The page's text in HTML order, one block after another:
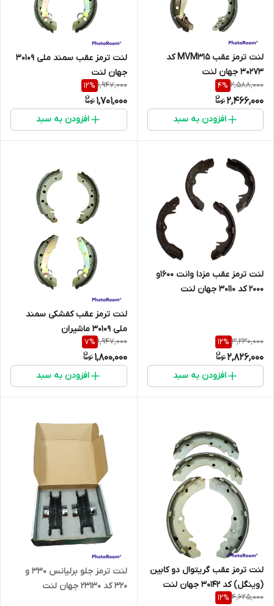
لنت ترمز عقب MVM315 کد
30273 جهان لنت
2,588,000
4%
2,466,000
افزودن به سبد
لنت ترمز عقب سمند ملی 30109
جهان لنت
1,947,000
12%
1,701,000
افزودن به سبد
لنت ترمز عقب مزدا وانت 1600و
2000 کد 30110 جهان لنت
3,230,000
12%
2,826,000
افزودن به سبد
لنت ترمز عقب کفشکی سمند
ملی 30109 ماشیران
1,947,000
7%
1,800,000
افزودن به سبد
لنت ترمز عقب گریتوال دو کابین
(وینگل) کد 30142 جهان لنت
4,625,000
12%
لنت ترمز جلو برلیانس 330 و
320 کد 23130 جهان لنت